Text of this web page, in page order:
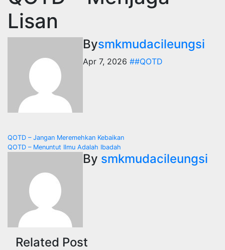
Lisan
Bysmkmudacileungsi
Apr 7, 2026 ##QOTD
Post
navigation
QOTD – Jangan Meremehkan Kebaikan
QOTD – Menuntut Ilmu Adalah Ibadah
By smkmudacileungsi
Related Post